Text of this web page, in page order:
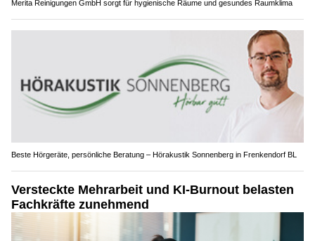
Merita Reinigungen GmbH sorgt für hygienische Räume und gesundes Raumklima
Beste Hörgeräte, persönliche Beratung – Hörakustik Sonnenberg in Frenkendorf BL
Versteckte Mehrarbeit und KI-Burnout belasten
Fachkräfte zunehmend